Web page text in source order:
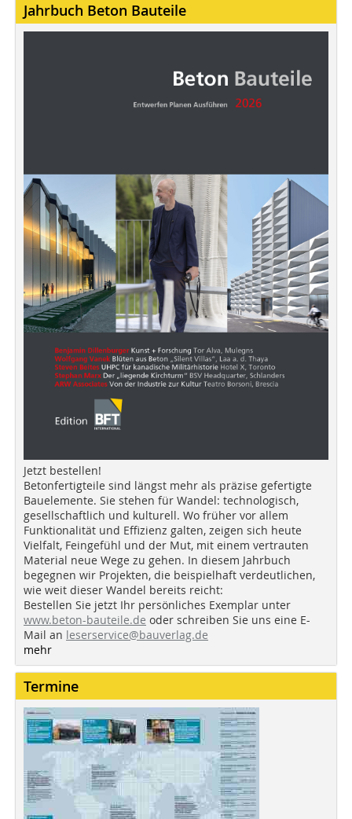
Jahrbuch Beton Bauteile
Jetzt bestellen!
Betonfertigteile sind längst mehr als präzise gefertigte
Bauelemente. Sie stehen für Wandel: technologisch,
gesellschaftlich und kulturell. Wo früher vor allem
Funktionalität und Effizienz galten, zeigen sich heute
Vielfalt, Feingefühl und der Mut, mit einem vertrauten
Material neue Wege zu gehen. In diesem Jahrbuch
begegnen wir Projekten, die beispielhaft verdeutlichen,
wie weit dieser Wandel bereits reicht:
Bestellen Sie jetzt Ihr persönliches Exemplar unter
www.beton-bauteile.de oder schreiben Sie uns eine E-
Mail an leserservice@bauverlag.de
mehr
Termine